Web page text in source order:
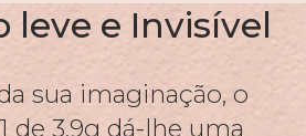
leve e Invisível
sua imaginação, o
de 3,9g dá-lhe uma